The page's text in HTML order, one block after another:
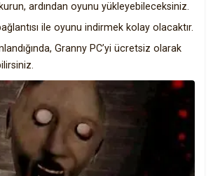
ardından oyunu yükleyebileceksiniz.
ile oyunu indirmek kolay olacaktır.
Granny PC’yi ücretsiz olarak